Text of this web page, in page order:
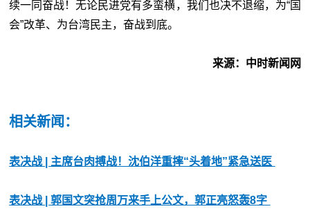
续一同奋战！无论民进党有多蛮横，我们也决不退缩，为“国
会”改革、为台湾民主，奋战到底。
来源：中时新闻网
相关新闻：
表决战 | 主席台肉搏战！沈伯洋重摔“头着地”紧急送医
表决战 | 郭国文突抢周万来手上公文，郭正亮怒轰8字